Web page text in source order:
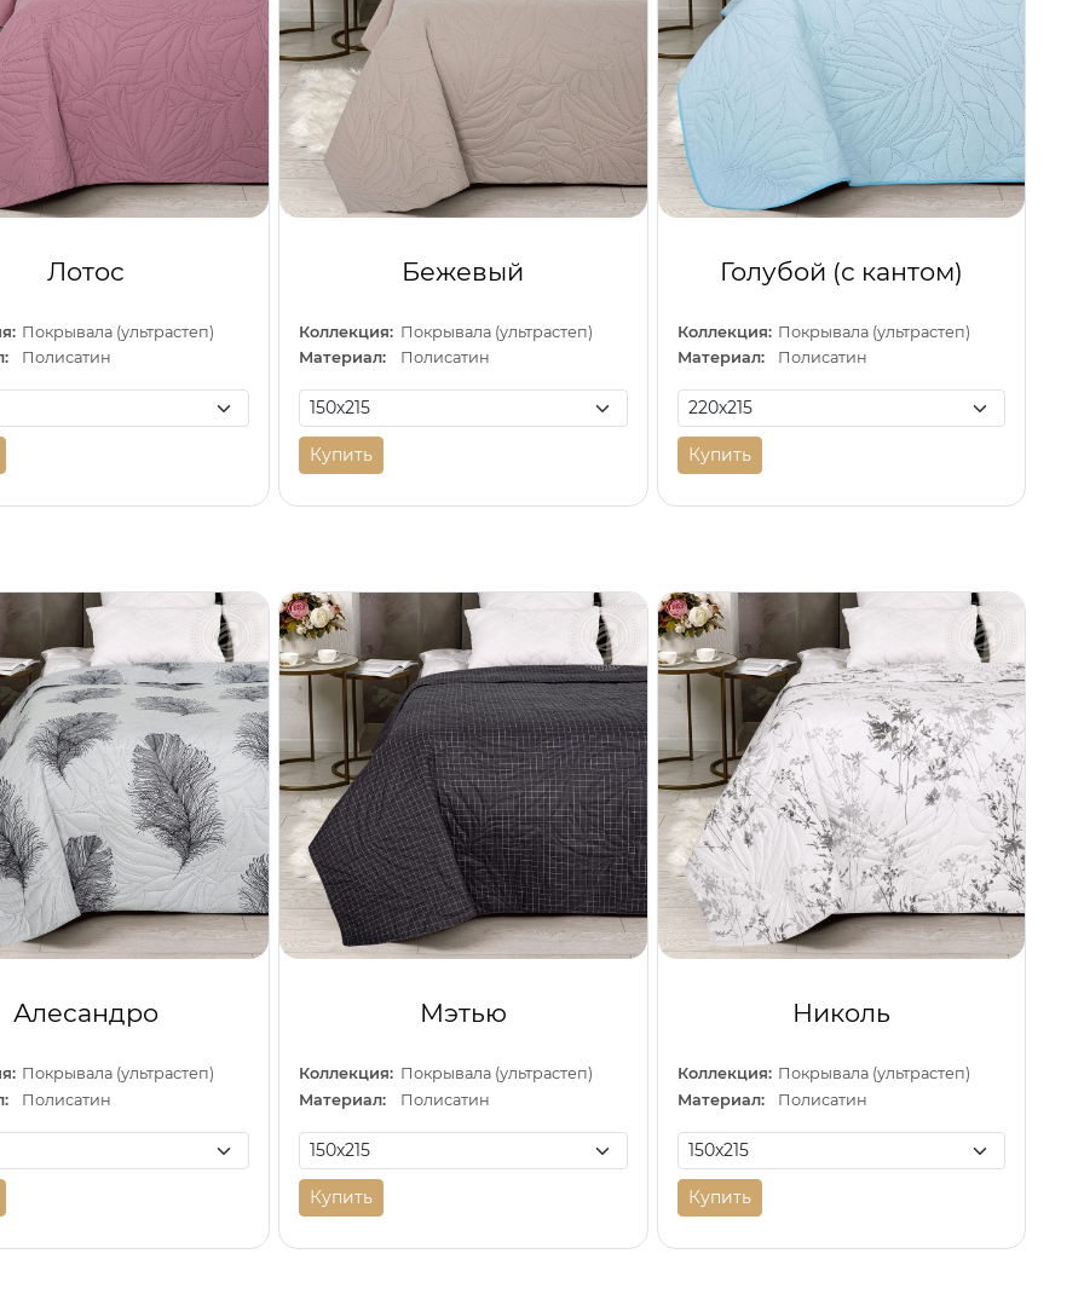
Лотос
Покрывала (ультрастеп)
Полисатин
Бежевый
Коллекция: Покрывала (ультрастеп)
Материал:
Полисатин
Купить
Голубой (с кантом)
Коллекция: Покрывала (ультрастеп)
Материал:
Полисатин
Купить
Алесандро
Покрывала (ультрастеп)
Полисатин
Мэтью
Коллекция: Покрывала (ультрастеп)
Материал:
Полисатин
Купить
Николь
Коллекция: Покрывала (ультрастеп)
Материал:
Полисатин
Купить